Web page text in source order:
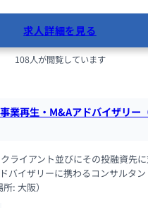
求人詳細を見る
108人が閲覧しています
事業再生・M&Aアドバイザリー
クライアント並びにその投融資先
バイザリーに携わるコンサルタ
: 大阪）